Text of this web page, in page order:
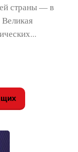
страны — в
Великая